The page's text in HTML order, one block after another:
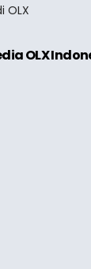
OLX
OLX